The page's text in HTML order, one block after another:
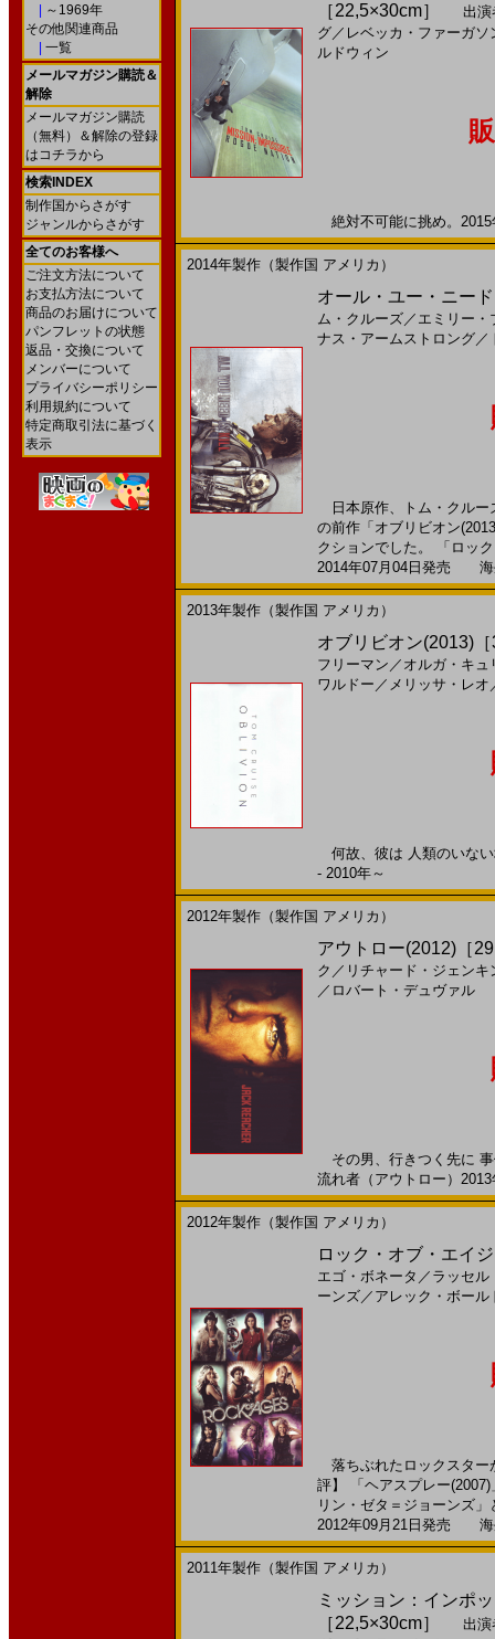
～1969年
その他関連商品
一覧
メールマガジン購読＆
解除
メールマガジン購読
（無料）＆解除の登録
はコチラから
検索INDEX
制作国からさがす
ジャンルからさがす
全てのお客様へ
ご注文方法について
お支払方法について
商品のお届けについて
パンフレットの状態
返品・交換について
メンバーについて
プライバシーポリシー
利用規約について
特定商取引法に基づく
表示
［22,5×30cm］
出演
グ／ レベッカ・ファーガソ
ルドウィン
絶対不可能に挑め。
2014年製作（製作国 アメリカ）
オール・ユー・ニー
ム・クルーズ／ エミリー・
ナス・アームストロング／
日本原作、トム・クルー
の前作「オブリビオン
クションでした。 「ロッ
2014年07月04日発売 海
2013年製作（製作国 アメリカ）
オブリビオン(2013)
フリーマン ／ オルガ・キュ
ワルドー ／ メリッサ・レオ
何故、彼は 人類のいな
- 2010年～
2012年製作（製作国 アメリカ）
アウトロー(2012)［
ク ／ リチャード・ジェンキ
／ ロバート・デュヴァル
その男、行きつく先に
流れ者（アウトロー）
2012年製作（製作国 アメリカ）
ロック・オブ・エイ
エゴ・ボネータ ／ ラッセル
ーンズ／ アレック・ボール
落ちぶれたロックスタ
評】 「ヘアスプレー
リン・ゼタ＝ジョーンズ
2012年09月21日発売 海
2011年製作（製作国 アメリカ）
ミッション：インポ
［22,5×30cm］
出演